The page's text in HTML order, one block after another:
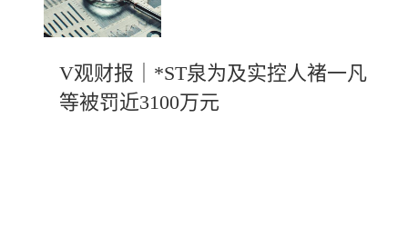
V观财报｜*ST泉为及实控人褚一凡
等被罚近3100万元